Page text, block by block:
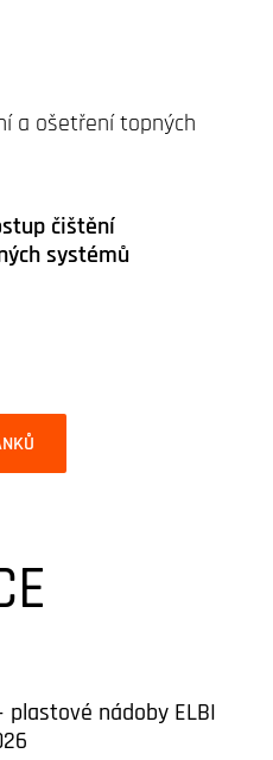
čištění
systémů
plastové nádoby ELBI